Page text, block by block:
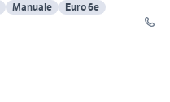
Manuale
Euro 6e